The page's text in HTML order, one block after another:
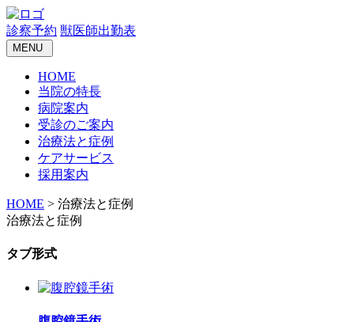
診察予約 獣医師出勤表
MENU
HOME
当院の特長
病院案内
受診のご案内
治療法と症例
ケアサービス
採用案内
HOME > 治療法と症例
治療法と症例
タブ形式